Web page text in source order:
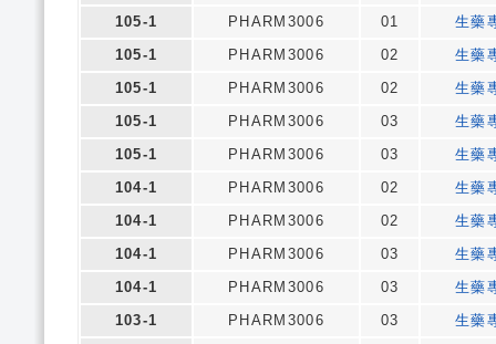
105-1
PHARM3006 01
生藥
105-1
PHARM3006 02
生藥
105-1
PHARM3006 02
生藥
105-1
PHARM3006 03
生藥
105-1
PHARM3006 03
生藥
104-1
PHARM3006 02
生藥
104-1
PHARM3006 02
生藥
104-1
PHARM3006 03
生藥
104-1
PHARM3006 03
生藥
103-1
PHARM3006 03
生藥